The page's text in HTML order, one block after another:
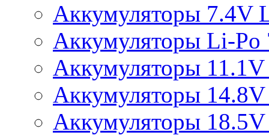
Аккумуляторы 7.4V
Аккумуляторы Li-Po
Аккумуляторы
Аккумуляторы
Аккумуляторы